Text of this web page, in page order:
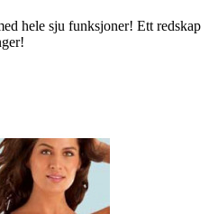
hele sju funksjoner! Ett redskap